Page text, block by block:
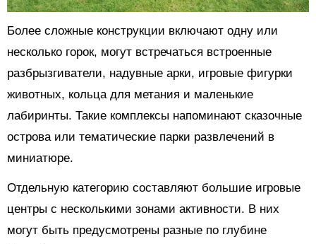
Более сложные конструкции включают одну или
несколько горок, могут встречаться встроенные
разбрызгиватели, надувные арки, игровые фигурки
животных, кольца для метания и маленькие
лабиринты. Такие комплексы напоминают сказочные
острова или тематические парки развлечений в
миниатюре.
Отдельную категорию составляют большие игровые
центры с несколькими зонами активности. В них
могут быть предусмотрены разные по глубине